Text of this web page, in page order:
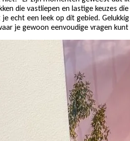
die vastliepen en lastige keuzes
echt een leek op dit gebied.
je gewoon eenvoudige vragen